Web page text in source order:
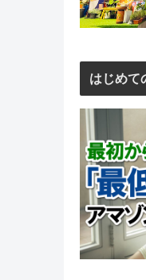
はじめて